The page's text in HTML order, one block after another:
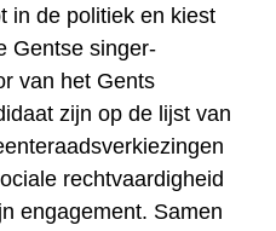
in de politiek en kiest
Gentse singer-
van het Gents
zijn op de lijst van
rechtvaardigheid
engagement. Samen